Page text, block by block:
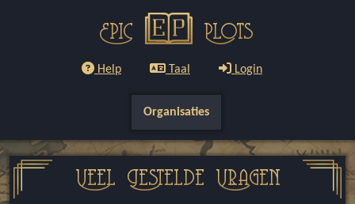
Epic Plots
Help Taal Login
Organisaties
Veel Gestelde Vragen